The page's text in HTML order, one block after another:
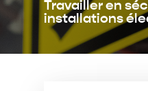
Travailler en
installations